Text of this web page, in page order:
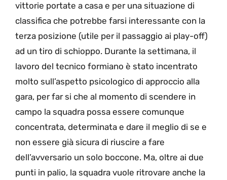
vittorie portate a casa e per una situazione di
classifica che potrebbe farsi interessante con la
terza posizione (utile per il passaggio ai play-off)
ad un tiro di schioppo. Durante la settimana, il
lavoro del tecnico formiano è stato incentrato
molto sull’aspetto psicologico di approccio alla
gara, per far si che al momento di scendere in
campo la squadra possa essere comunque
concentrata, determinata e dare il meglio di se e
non essere già sicura di riuscire a fare
dell’avversario un solo boccone. Ma, oltre ai due
punti in palio, la squadra vuole ritrovare anche la